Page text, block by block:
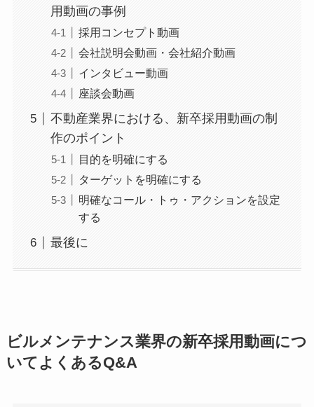
用動画の事例
採用コンセプト動画
会社説明会動画・会社紹介動画
インタビュー動画
座談会動画
不動産業界における、新卒採用動画の制
作のポイント
目的を明確にする
ターゲットを明確にする
明確なコール・トゥ・アクションを設定
する
最後に
ビルメンテナンス業界の新卒採用動画につ
いてよくあるQ&A